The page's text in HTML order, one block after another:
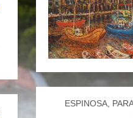
ESPINOSA,